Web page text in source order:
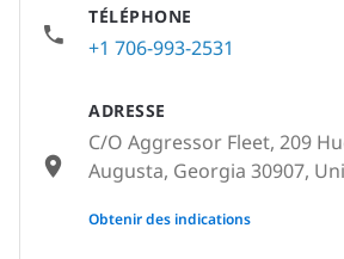
TÉLÉPHONE
+1 706-993-2531
ADRESSE
C/O Aggressor Fleet, 209
Augusta, Georgia 30907,
None
Obtenir des indications